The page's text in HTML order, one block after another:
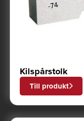
Kilspårstolk
Till produkt